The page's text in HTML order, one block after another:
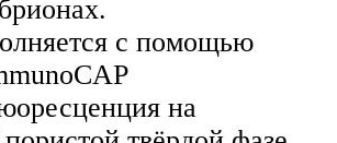
с помощью
на